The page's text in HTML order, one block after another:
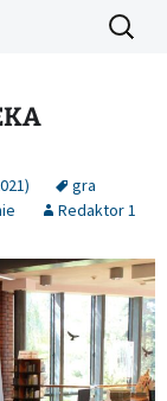
Szukaj:
gra
Redaktor 1